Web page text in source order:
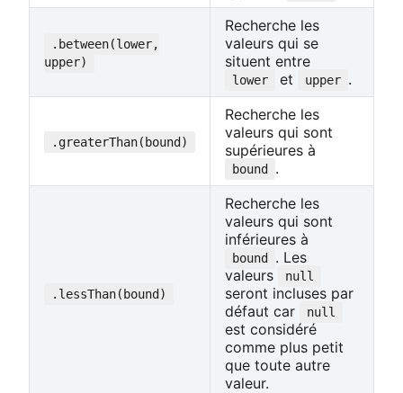
.between(lower,
upper)
Recherche les
valeurs qui se
situent entre
lower et upper .
.greaterThan(bound)
Recherche les
valeurs qui sont
supérieures à
bound .
.lessThan(bound)
Recherche les
valeurs qui sont
inférieures à
bound . Les
valeurs
null
seront incluses par
défaut car
null
est considéré
comme plus petit
que toute autre
valeur.